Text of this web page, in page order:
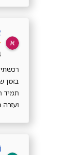
בזמן
תמיד